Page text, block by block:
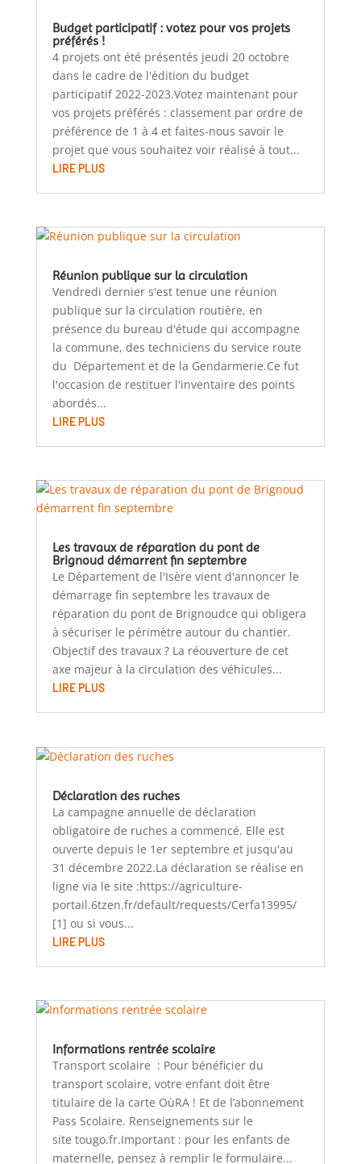
Budget participatif : votez pour vos projets
préférés !
4 projets ont été présentés jeudi 20 octobre
dans le cadre de l'édition du budget
participatif 2022-2023.Votez maintenant pour
vos projets préférés : classement par ordre de
préférence de 1 à 4 et faites-nous savoir le
projet que vous souhaitez voir réalisé à tout...
LIRE PLUS
Réunion publique sur la circulation
Vendredi dernier s'est tenue une réunion
publique sur la circulation routière, en
présence du bureau d'étude qui accompagne
la commune, des techniciens du service route
du Département et de la Gendarmerie.Ce fut
l'occasion de restituer l'inventaire des points
abordés...
LIRE PLUS
Les travaux de réparation du pont de
Brignoud démarrent fin septembre
Le Département de l'Isère vient d'annoncer le
démarrage fin septembre les travaux de
réparation du pont de Brignoudce qui obligera
à sécuriser le périmètre autour du chantier.
Objectif des travaux ? La réouverture de cet
axe majeur à la circulation des véhicules...
LIRE PLUS
Déclaration des ruches
La campagne annuelle de déclaration
obligatoire de ruches a commencé. Elle est
ouverte depuis le 1er septembre et jusqu'au
31 décembre 2022.La déclaration se réalise en
ligne via le site :https://agriculture-
portail.6tzen.fr/default/requests/Cerfa13995/
[1] ou si vous...
LIRE PLUS
Informations rentrée scolaire
Transport scolaire : Pour bénéficier du
transport scolaire, votre enfant doit être
titulaire de la carte OùRA ! Et de l’abonnement
Pass Scolaire. Renseignements sur le
site tougo.fr.Important : pour les enfants de
maternelle, pensez à remplir le formulaire...